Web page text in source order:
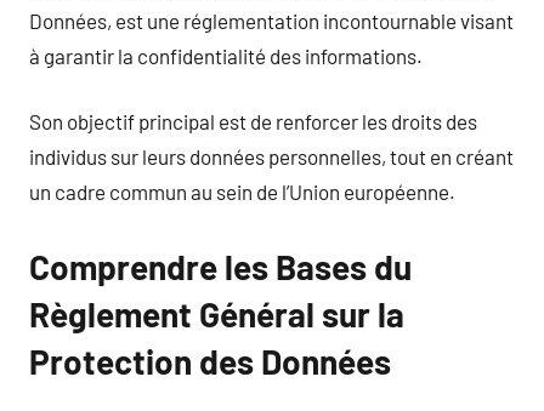
Données, est une réglementation incontournable visant
à garantir la confidentialité des informations.
Son objectif principal est de renforcer les droits des
individus sur leurs données personnelles, tout en créant
un cadre commun au sein de l’Union européenne.
Comprendre les Bases du
Règlement Général sur la
Protection des Données